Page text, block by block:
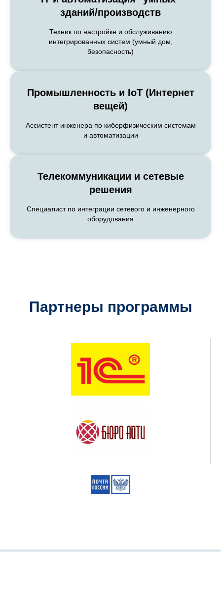
зданий/производств
Техник по настройке и обслуживанию
интегрированных систем (умный дом,
безопасность)
Промышленность и IoT (Интернет
вещей)
Ассистент инженера по киберфизическим системам
и автоматизации
Телекоммуникации и сетевые
решения
Специалист по интеграции сетевого и инженерного
оборудования
Партнеры программы